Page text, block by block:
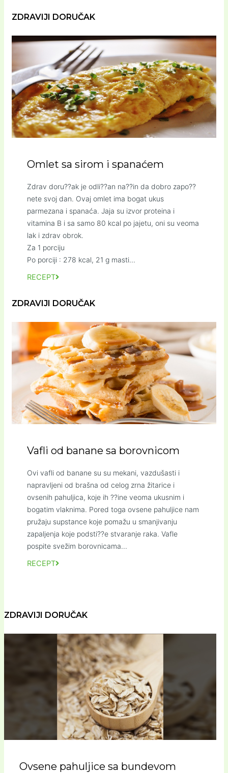
ZDRAVIJI DORUČAK
Omlet sa sirom i spanaćem
Zdrav doru??ak je odli??an na??in da dobro zapo??
nete svoj dan. Ovaj omlet ima bogat ukus
parmezana i spanaća. Jaja su izvor proteina i
vitamina B i sa samo 80 kcal po jajetu, oni su veoma
lak i zdrav obrok.
Za 1 porciju
Po porciji : 278 kcal, 21 g masti...
RECEPT
ZDRAVIJI DORUČAK
Vafli od banane sa borovnicom
Ovi vafli od banane su su mekani, vazdušasti i
napravljeni od brašna od celog zrna žitarice i
ovsenih pahuljica, koje ih ??ine veoma ukusnim i
bogatim vlaknima. Pored toga ovsene pahuljice nam
pružaju supstance koje pomažu u smanjivanju
zapaljenja koje podsti??e stvaranje raka. Vafle
pospite svežim borovnicama...
RECEPT
ZDRAVIJI DORUČAK
Ovsene pahuljice sa bundevom